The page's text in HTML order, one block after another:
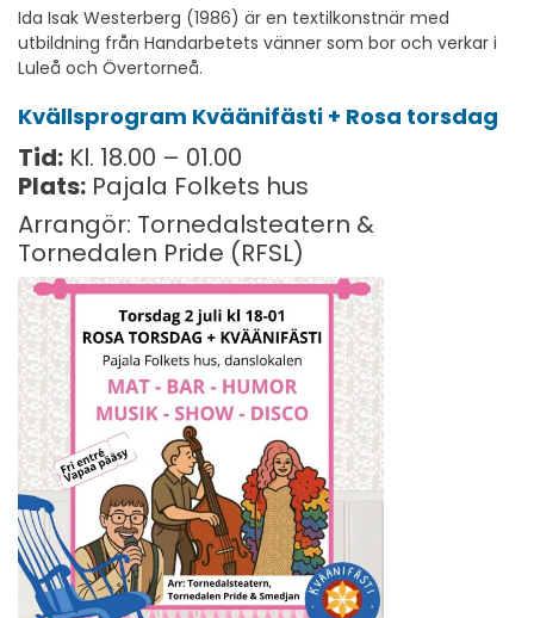
Ida Isak Westerberg (1986) är en textilkonstnär med
utbildning från Handarbetets vänner som bor och verkar i
Luleå och Övertorneå.
Kvällsprogram Kväänifästi + Rosa torsdag
Tid: Kl. 18.00 – 01.00
Plats: Pajala Folkets hus
Arrangör: Tornedalsteatern &
Tornedalen Pride (RFSL)